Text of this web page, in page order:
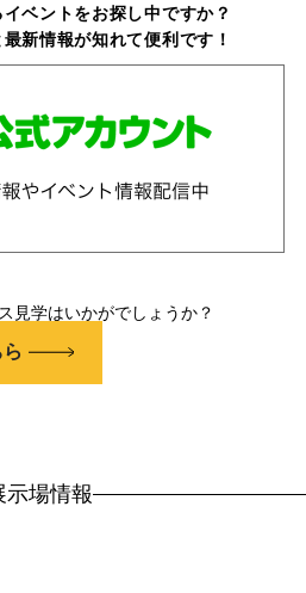
ベントをお探し中ですか？
新情報が知れて便利です！
見学はいかがでしょうか？
示場情報